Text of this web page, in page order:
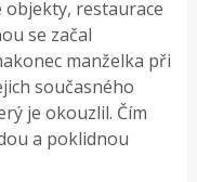
objekty, restaurace
se začal
manželka při
současného
je okouzlil. Čím
a poklidnou